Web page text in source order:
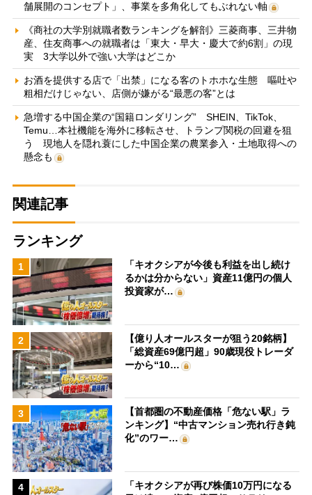
舗展開のコンセプト」、事業を多角化してもぶれない軸
《商社の大学別就職者数ランキングを解剖》三菱商事、三井物
産、住友商事への就職者は「東大・早大・慶大で約6割」の現
実 3大学以外で強い大学はどこか
お酒を提供する店で「出禁」になる客のトホホな生態 嘔吐や
粗相だけじゃない、店側が嫌がる“最悪の客”とは
急増する中国企業の“国籍ロンダリング” SHEIN、TikTok、
Temu…本社機能を海外に移転させ、トランプ関税の回避を狙
う 現地人を隠れ蓑にした中国企業の農業参入・土地取得への
懸念も
関連記事
ランキング
1
「キオクシアが今後も利益を出し続け
るかは分からない」資産11億円の個人
投資家が…
2
【億り人オールスターが狙う20銘柄】
「総資産69億円超」90歳現役トレーダ
ーから“10…
3
【首都圏の不動産価格「危ない駅」ラ
ンキング】“中古マンション売れ行き鈍
化”のワー…
4
「キオクシアが再び株価10万円になる